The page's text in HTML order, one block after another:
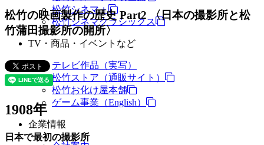
松竹シネマ＋
松竹シネマクラシックス
TV・商品・イベントなど
テレビ作品（実写）
松竹ストア（通販サイト）
松竹お化け屋本舗
ゲーム事業（English）
企業情報
松竹の映画製作の歴史 Part2 〈日本の撮影所と松
竹蒲田撮影所の開所〉
1908年
日本で最初の撮影所